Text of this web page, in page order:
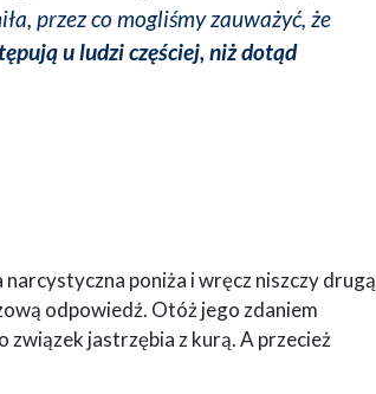
przez co mogliśmy zauważyć, że
u ludzi częściej, niż dotąd
poniża i wręcz niszczy drugą
odpowiedź. Otóż jego zdaniem
związek jastrzębia z kurą. A przecież